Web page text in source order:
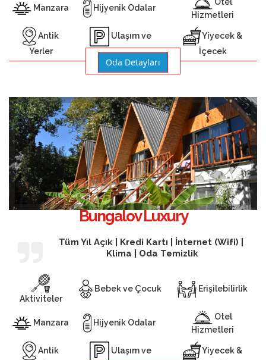
Manzara Hijyenik Odalar
Hizmetleri
Antik
Yerler
Ulaşım ve
Otopark
Yiyecek &
İçecek
Oda Detayları
Bungalov Luxury
Tüm Yıl Açık | Kredi Kartı | İnternet (Wifi) |
Klima | Oda Temizlik
Aktiviteler
Bebek ve Çocuk Erişilebilirlik
Manzara Hijyenik Odalar
Otel
Hizmetleri
Antik
Ulaşım ve
Yiyecek &